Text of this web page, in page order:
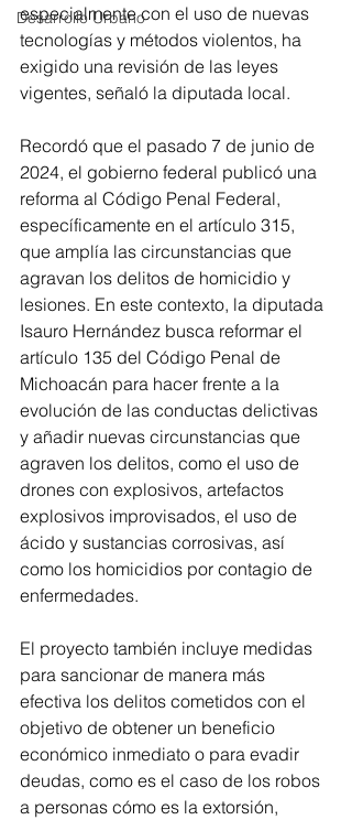
Desarrollo Urbano
especialmente con el uso de nuevas
tecnologías y métodos violentos, ha
exigido una revisión de las leyes
vigentes, señaló la diputada local.
Recordó que el pasado 7 de junio de
2024, el gobierno federal publicó una
reforma al Código Penal Federal,
específicamente en el artículo 315,
que amplía las circunstancias que
agravan los delitos de homicidio y
lesiones. En este contexto, la diputada
Isauro Hernández busca reformar el
artículo 135 del Código Penal de
Michoacán para hacer frente a la
evolución de las conductas delictivas
y añadir nuevas circunstancias que
agraven los delitos, como el uso de
drones con explosivos, artefactos
explosivos improvisados, el uso de
ácido y sustancias corrosivas, así
como los homicidios por contagio de
enfermedades.
El proyecto también incluye medidas
para sancionar de manera más
efectiva los delitos cometidos con el
objetivo de obtener un beneficio
económico inmediato o para evadir
deudas, como es el caso de los robos
a personas cómo es la extorsión,